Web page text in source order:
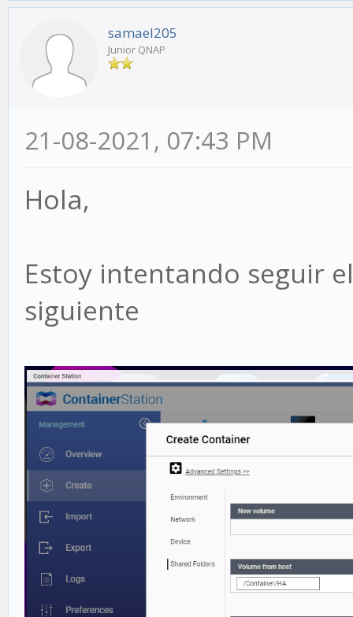
samael205
Junior QNAP
21-08-2021, 07:43 PM
Hola,
Estoy intentando seguir
siguiente